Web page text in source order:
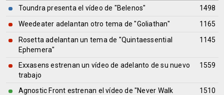
Toundra presenta el vídeo de "Belenos"
1498
Weedeater adelantan otro tema de "Goliathan"
1165
Rosetta adelantan un tema de "Quintaessential
Ephemera"
1145
Exxasens estrenan un vídeo de adelanto de su nuevo
trabajo
1559
Agnostic Front estrenan el vídeo de "Never Walk
1510